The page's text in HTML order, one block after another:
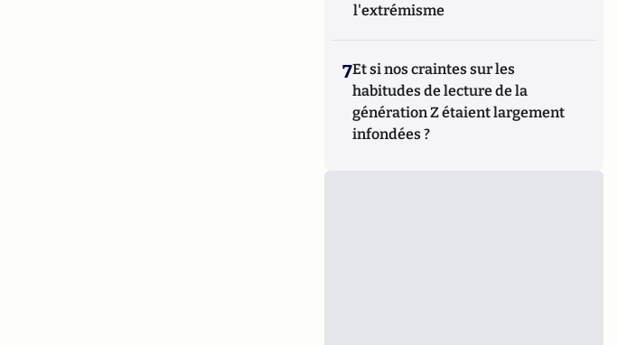
l'extrémisme
7Et si nos craintes sur les
habitudes de lecture de la
génération Z étaient largement
infondées ?